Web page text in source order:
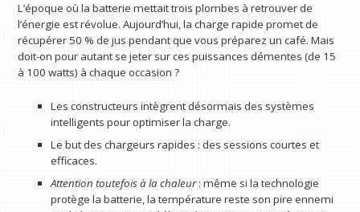
L’époque où la batterie mettait trois plombes à retrouver de
l’énergie est révolue. Aujourd’hui, la charge rapide promet de
récupérer 50 % de jus pendant que vous préparez un café. Mais
doit-on pour autant se jeter sur ces puissances démentes (de 15
à 100 watts) à chaque occasion ?
Les constructeurs intègrent désormais des systèmes
intelligents pour optimiser la charge.
Le but des chargeurs rapides : des sessions courtes et
efficaces.
Attention toutefois à la chaleur: même si la technologie
protège la batterie, la température reste son pire ennemi